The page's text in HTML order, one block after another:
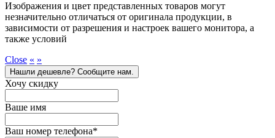
Изображения и цвет представленных товаров могут
незначительно отличаться от оригинала продукции, в
зависимости от разрешения и настроек вашего монитора, а
также условий
Close « »
Нашли дешевле? Сообщите нам.
Хочу скидку
Ваше имя
Ваш номер телефона*